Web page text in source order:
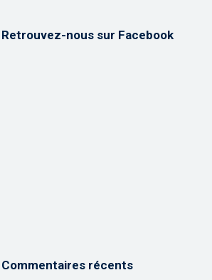
Retrouvez-nous sur Facebook
Commentaires récents